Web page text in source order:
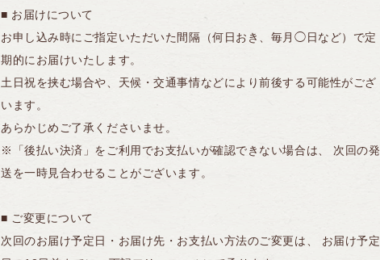
■ お届けについて
お申し込み時にご指定いただいた間隔（何日おき、毎月◯日など）で定
期的にお届けいたします。
土日祝を挟む場合や、天候・交通事情などにより前後する可能性がござ
います。
あらかじめご了承くださいませ。
※「後払い決済」をご利用でお支払いが確認できない場合は、 次回の発
送を一時見合わせることがございます。
■ ご変更について
次回のお届け予定日・お届け先・お支払い方法のご変更は、 お届け予定